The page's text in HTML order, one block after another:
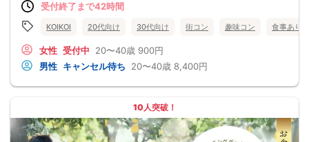
受付終了まで42時間
KOIKOI 20代向け 30代向け 街コン 趣味コン 食事あり
女性 受付中 20〜40歳 900円
男性 キャンセル待ち 20〜40歳 8,400円
10人突破！